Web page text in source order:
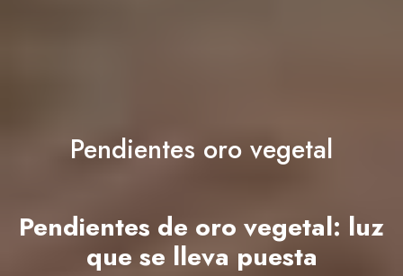
Pendientes oro vegetal
Pendientes de oro vegetal: luz
que se lleva puesta